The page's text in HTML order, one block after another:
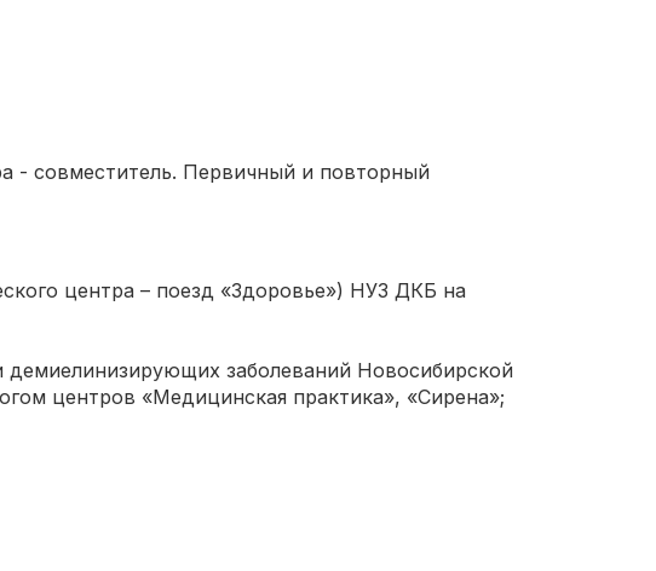
- совместитель. Первичный и повторный
центра – поезд «Здоровье») НУЗ ДКБ на
демиелинизирующих заболеваний Новосибирской
центров «Медицинская практика», «Сирена»;